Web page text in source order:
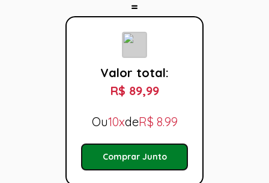
Valor total:
R$ 89,99
Ou10xdeR$ 8.99
Comprar Junto